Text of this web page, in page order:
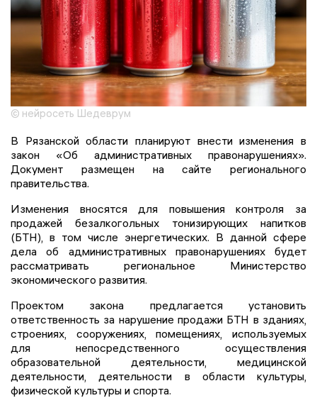
© нейросеть Шедеврум
В Рязанской области планируют внести изменения в
закон «Об административных правонарушениях».
Документ размещен на сайте регионального
правительства.
Изменения вносятся для повышения контроля за
продажей безалкогольных тонизирующих напитков
(БТН), в том числе энергетических. В данной сфере
дела об административных правонарушениях будет
рассматривать региональное Министерство
экономического развития.
Проектом закона предлагается установить
ответственность за нарушение продажи БТН в зданиях,
строениях, сооружениях, помещениях, используемых
для непосредственного осуществления
образовательной деятельности, медицинской
деятельности, деятельности в области культуры,
физической культуры и спорта.